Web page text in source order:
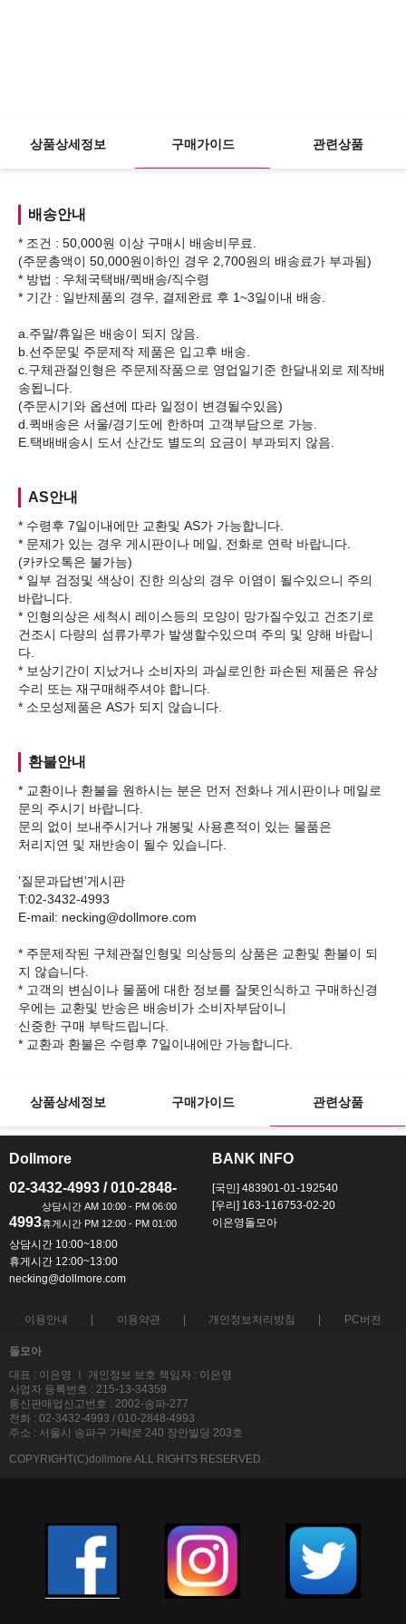
상품상세정보 구매가이드 관련상품
배송안내
* 조건 : 50,000원 이상 구매시 배송비무료.
(주문총액이 50,000원이하인 경우 2,700원의 배송료가 부과됨)
* 방법 : 우체국택배/퀵배송/직수령
* 기간 : 일반제품의 경우, 결제완료 후 1~3일이내 배송.
a.주말/휴일은 배송이 되지 않음.
b.선주문및 주문제작 제품은 입고후 배송.
c.구체관절인형은 주문제작품으로 영업일기준 한달내외로 제작배
송됩니다.
(주문시기와 옵션에 따라 일정이 변경될수있음)
d.퀵배송은 서울/경기도에 한하며 고객부담으로 가능.
AS안내
* 수령후 7일이내에만 교환및 AS가 가능합니다.
* 문제가 있는 경우 게시판이나 메일, 전화로 연락 바랍니다.
(카카오톡은 불가능)
* 일부 검정및 색상이 진한 의상의 경우 이염이 될수있으니 주의
바랍니다.
* 인형의상은 세척시 레이스등의 모양이 망가질수있고 건조기로
건조시 다량의 섬류가루가 발생할수있으며 주의 및 양해 바랍니
다.
* 보상기간이 지났거나 소비자의 과실로인한 파손된 제품은 유상
수리 또는 재구매해주셔야 합니다.
환불안내
* 교환이나 환불을 원하시는 분은 먼저 전화나 게시판이나 메일로
문의 주시기 바랍니다.
문의 없이 보내주시거나 개봉및 사용흔적이 있는 물품은
처리지연 및 재반송이 될수 있습니다.
'질문과답변'게시판
T:02-3432-4993
E-mail: necking@dollmore.com
* 주문제작된 구체관절인형및 의상등의 상품은 교환및 환불이 되
지 않습니다.
* 고객의 변심이나 물품에 대한 정보를 잘못인식하고 구매하신경
우에는 교환및 반송은 배송비가 소비자부담이니
신중한 구매 부탁드립니다.
상품상세정보 구매가이드 관련상품
Dollmore
02-3432-4993 / 010-2848-
4993
상담시간 10:00~18:00
휴게시간 12:00~13:00
necking@dollmore.com
BANK INFO
[국민] 483901-01-192540
[우리] 163-116753-02-20
이은영돌모아
이용안내 이용약관 개인정보처리방침 PC버전
돌모아
대표 : 이은영 ㅣ 개인정보 보호 책임자 : 이은영
사업자 등록번호 : 215-13-34359
통신판매업신고번호 : 2002-송파-277
전화 : 02-3432-4993 / 010-2848-4993
주소 : 서울시 송파구 가락로 240 장안빌딩 203호
COPYRIGHT(C)dollmore ALL RIGHTS RESERVED.